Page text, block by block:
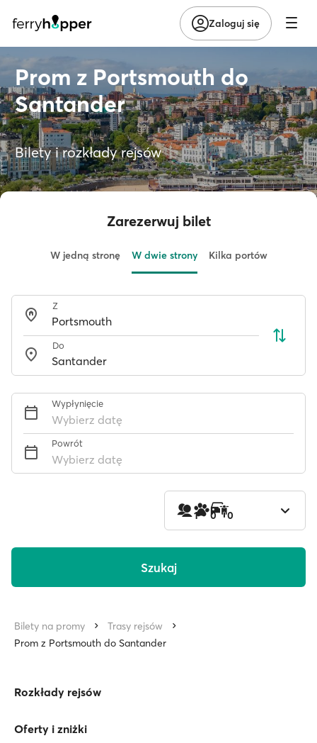
Zaloguj się
Prom z Portsmouth do
Santander
Bilety i rozkłady rejsów
Zarezerwuj bilet
W jedną stronę W dwie strony Kilka portów
Z
Do
Wypłynięcie
Wybierz datę
Powrót
Wybierz datę
1 0 0
Szukaj
Bilety na promy
Trasy rejsów
Prom z Portsmouth do Santander
Rozkłady rejsów
Oferty i zniżki